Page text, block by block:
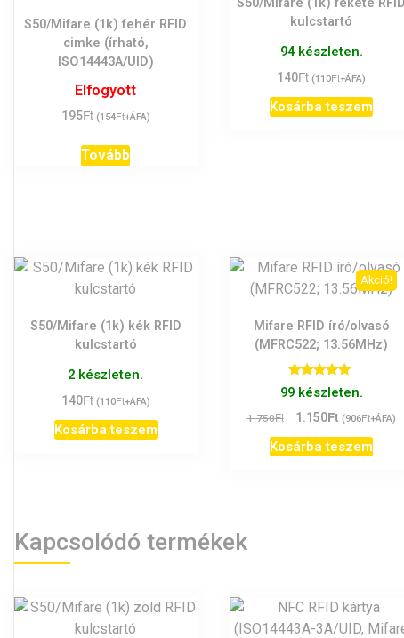
S50/Mifare (1k) fehér RFID
cimke (írható,
ISO14443A/UID)
Elfogyott
195Ft (154Ft+ÁFA)
Tovább
S50/Mifare (1k) fekete RFID
kulcstartó
94 készleten.
140Ft (110Ft+ÁFA)
Kosárba teszem
S50/Mifare (1k) kék RFID
kulcstartó
2 készleten.
140Ft (110Ft+ÁFA)
Kosárba teszem
Akció!
Mifare RFID író/olvasó
(MFRC522; 13.56MHz)
Értékelés:
5.00
/ 5
99 készleten.
1.750Ft
Original
price
was:
1.150FtCurrent
price
is:
(906Ft+ÁFA)
Kosárba teszem
Kapcsolódó termékek